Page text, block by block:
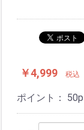
￥4,999 税込
ポイント： 50